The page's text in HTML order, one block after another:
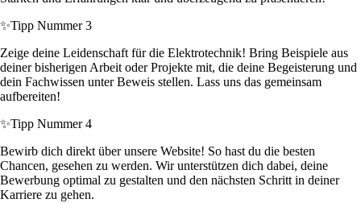
✨Tipp Nummer 3
Zeige deine Leidenschaft für die Elektrotechnik! Bring Beispiele aus
deiner bisherigen Arbeit oder Projekte mit, die deine Begeisterung und
dein Fachwissen unter Beweis stellen. Lass uns das gemeinsam
aufbereiten!
✨Tipp Nummer 4
Bewirb dich direkt über unsere Website! So hast du die besten
Chancen, gesehen zu werden. Wir unterstützen dich dabei, deine
Bewerbung optimal zu gestalten und den nächsten Schritt in deiner
Karriere zu gehen.